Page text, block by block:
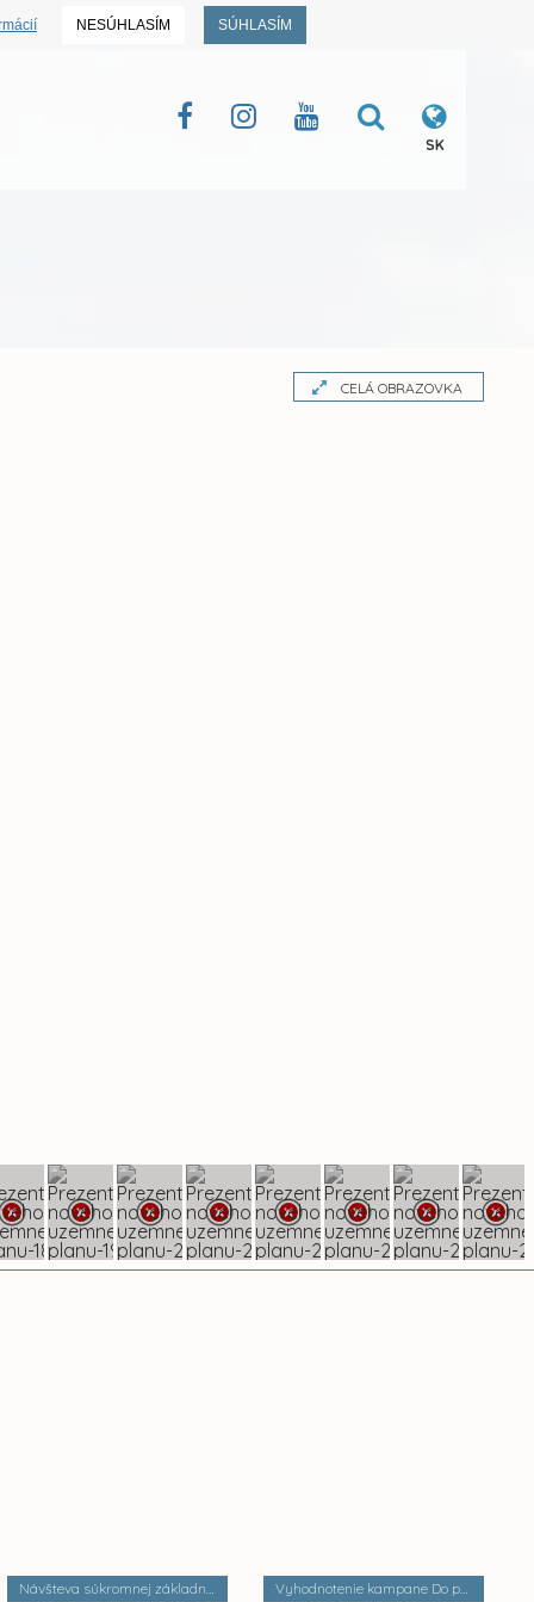
NESÚHLASÍM SÚHLASÍM
SK
CELÁ OBRAZOVKA
Návšteva súkromnej základnej školy Palackého Vyhodnotenie kampane Do práce na bicykli